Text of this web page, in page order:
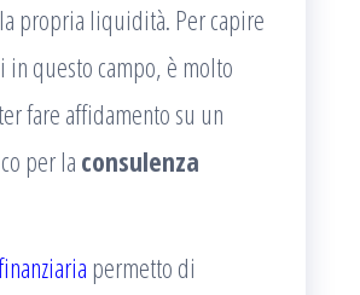
propria liquidità. Per capire
in questo campo, è molto
fare affidamento su un
per laconsulenza
permetto di